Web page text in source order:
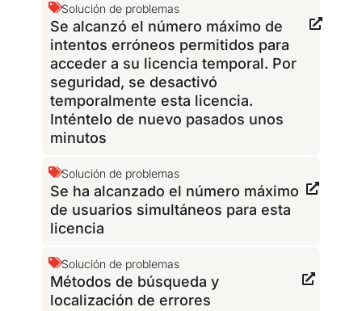
Solución de problemas
Se alcanzó el número máximo de
intentos erróneos permitidos para
acceder a su licencia temporal. Por
seguridad, se desactivó
temporalmente esta licencia.
Inténtelo de nuevo pasados unos
minutos
Solución de problemas
Se ha alcanzado el número máximo
de usuarios simultáneos para esta
licencia
Solución de problemas
Métodos de búsqueda y
localización de errores